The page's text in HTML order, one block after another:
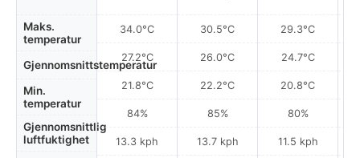
Maks.
temperatur
Gjennomsnittstemperatur
Min.
temperatur
Gjennomsnittlig
luftfuktighet
34.0°C
27.2°C
21.8°C
84%
13.3 kph
30.5°C
26.0°C
22.2°C
85%
13.7 kph
29.3°C
24.7°C
20.8°C
80%
11.5 kph